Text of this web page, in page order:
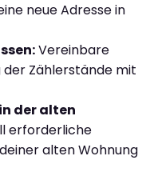
neue Adresse in
Vereinbare
der Zählerstände mit
der alten
erforderliche
alten Wohnung